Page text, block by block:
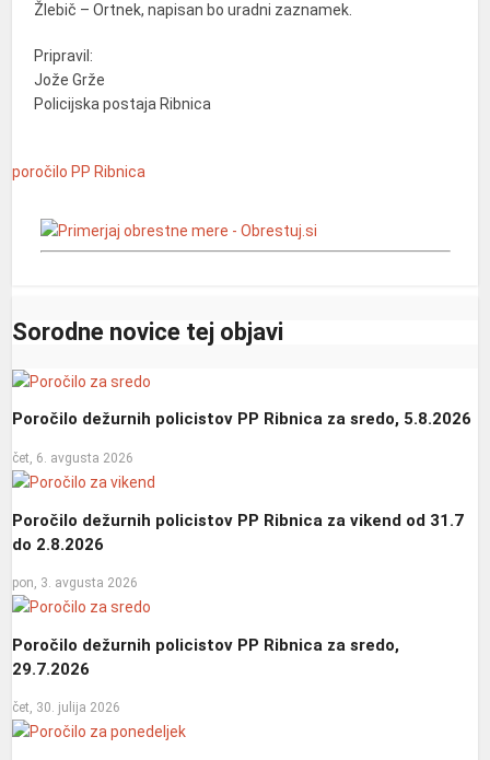
Žlebič – Ortnek, napisan bo uradni zaznamek.
Pripravil:
Jože Grže
Policijska postaja Ribnica
poročilo PP Ribnica
Sorodne novice tej objavi
Poročilo dežurnih policistov PP Ribnica za sredo, 5.8.2026
čet, 6. avgusta 2026
Poročilo dežurnih policistov PP Ribnica za vikend od 31.7
do 2.8.2026
pon, 3. avgusta 2026
Poročilo dežurnih policistov PP Ribnica za sredo,
29.7.2026
čet, 30. julija 2026